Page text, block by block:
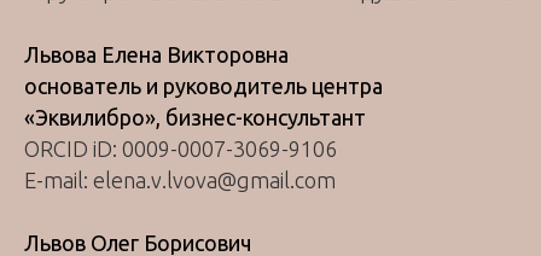
Львова Елена Викторовна
основатель и руководитель центра
«Эквилибро», бизнес-консультант
ORCID iD: 0009-0007-3069-9106
E-mail: elena.v.lvova@gmail.com
Львов Олег Борисович